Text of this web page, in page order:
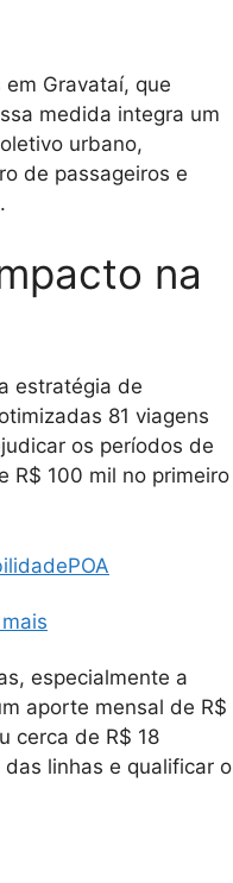
Gravataí, que
medida integra um
urbano,
de passageiros e
na
estratégia de
81 viagens
os períodos de
R$ 100 mil no primeiro
especialmente a
aporte mensal de R$
cerca de R$ 18
linhas e qualificar o